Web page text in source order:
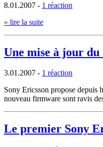
8.01.2007 - 1 réaction
» lire la suite
Une mise à jour
3.01.2007 - 1 réaction
Sony Ericsson propose depuis
nouveau firmware sont ravis
Le premier Sony